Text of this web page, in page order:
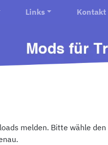
Links Kontakt
melden. Bitte wähle